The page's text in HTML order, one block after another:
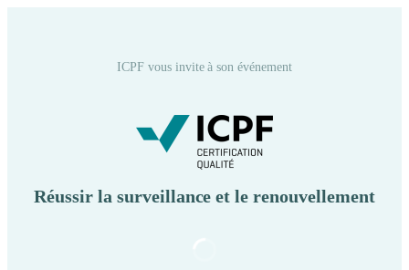
ICPF vous invite à son événement
Réussir la surveillance et le renouvellement